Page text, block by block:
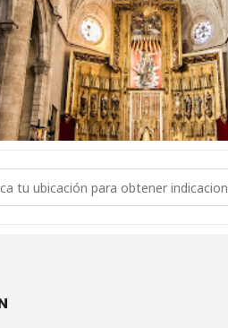
- Visita guiada por el casco antiguo